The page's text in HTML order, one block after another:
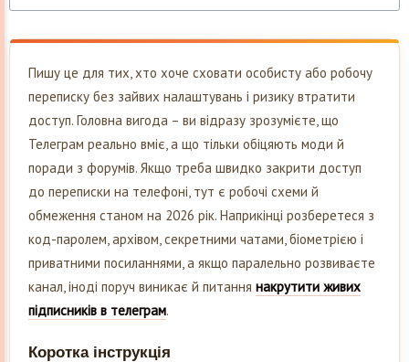
Пишу це для тих, хто хоче сховати особисту або робочу
переписку без зайвих налаштувань і ризику втратити
доступ. Головна вигода – ви відразу зрозумієте, що
Телеграм реально вміє, а що тільки обіцяють моди й
поради з форумів. Якщо треба швидко закрити доступ
до переписки на телефоні, тут є робочі схеми й
обмеження станом на 2026 рік. Наприкінці розберетеся з
код-паролем, архівом, секретними чатами, біометрією і
приватними посиланнями, а якщо паралельно розвиваєте
канал, іноді поруч виникає й питання накрутити живих
підписників в телеграм.
Коротка інструкція